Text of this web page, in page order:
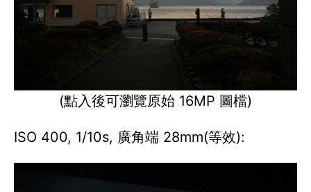
(點入後可瀏覽原始 16MP 圖檔)
ISO 400, 1/10s, 廣角端 28mm(等效):